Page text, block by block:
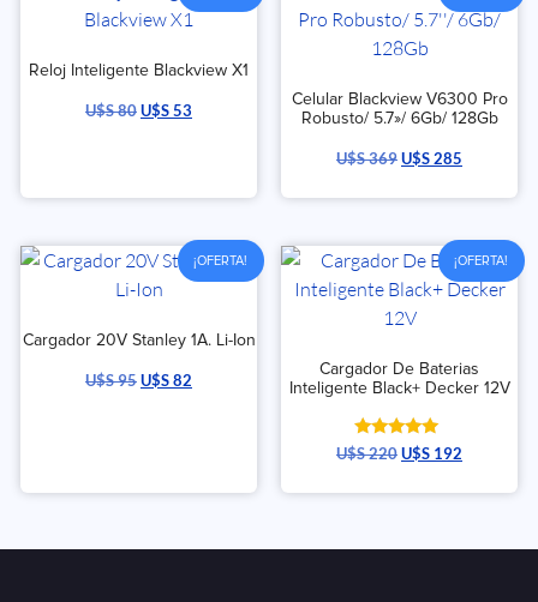
Reloj Inteligente Blackview X1
U$S80U$S53
Celular Blackview V6300 Pro
Robusto/ 5.7»/ 6Gb/ 128Gb
U$S369U$S285
¡OFERTA!
Cargador 20V Stanley 1A. Li-Ion
U$S95U$S82
¡OFERTA!
Cargador De Baterias
Inteligente Black+ Decker 12V
Valorado
con
de 5
U$S220U$S 192